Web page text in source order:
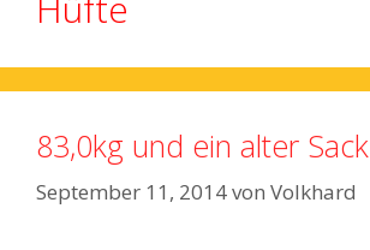
83,0kg und ein alter Sack
September 11, 2014von Volkhard